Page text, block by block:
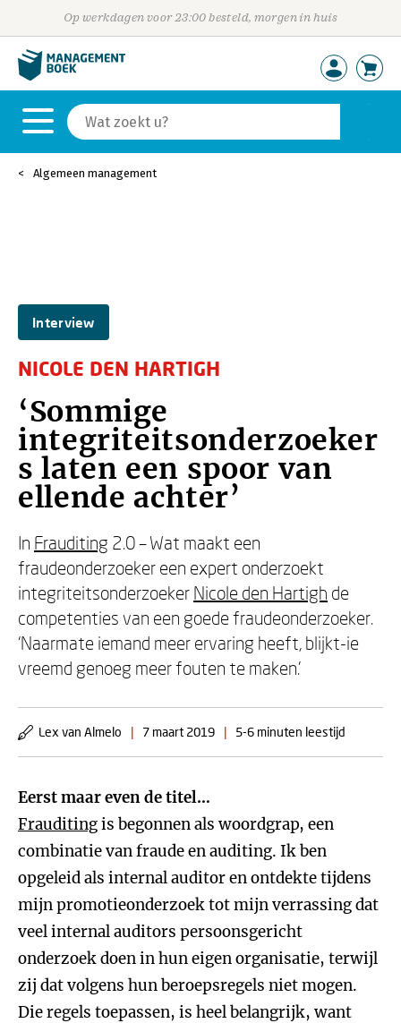
Op werkdagen voor 23:00 besteld, morgen in huis
Algemeen management
Interview
NICOLE DEN HARTIGH
‘Sommige
integriteitsonderzoeker
s laten een spoor van
ellende achter’
In Frauditing 2.0 – Wat maakt een
fraudeonderzoeker een expert onderzoekt
integriteitsonderzoeker Nicole den Hartigh de
competenties van een goede fraudeonderzoeker.
‘Naarmate iemand meer ervaring heeft, blijkt-ie
vreemd genoeg meer fouten te maken.’
Lex van Almelo | 7 maart 2019 | 5-6 minuten leestijd
Eerst maar even de titel…
Frauditingis begonnen als woordgrap, een
combinatie van fraude en auditing. Ik ben
opgeleid als internal auditor en ontdekte tijdens
mijn promotieonderzoek tot mijn verrassing dat
veel internal auditors persoonsgericht
onderzoek doen in hun eigen organisatie, terwijl
zij dat volgens hun beroepsregels niet mogen.
Die regels toepassen, is heel belangrijk, want